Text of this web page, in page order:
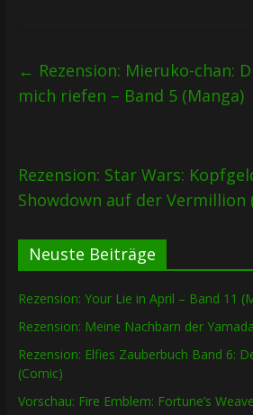
← Rezension: Mieruko-chan:
mich riefen – Band 5 (Manga)
Rezension: Star Wars:
Showdown auf der Vermillion
Neuste Beiträge
Rezension: Your Lie in April – Band 11
Rezension: Meine Nachbarn der
Rezension: Elfies Zauberbuch Band 6:
(Comic)
Vorschau: Fire Emblem: Fortune’s